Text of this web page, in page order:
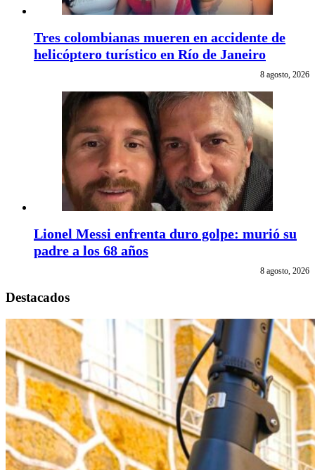
Tres colombianas mueren en accidente de
helicóptero turístico en Río de Janeiro
8 agosto, 2026
Lionel Messi enfrenta duro golpe: murió su
padre a los 68 años
8 agosto, 2026
Destacados